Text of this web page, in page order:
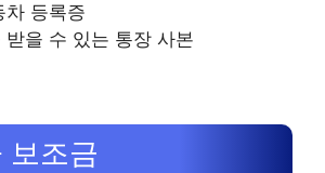
차 등록증
받을 수 있는 통장 사본
보조금